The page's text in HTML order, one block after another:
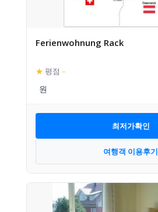
Ferienwohnung Rack
★ 평점 –
최저가확인
여행객 이용후기